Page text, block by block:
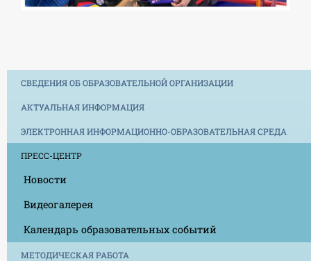
СВЕДЕНИЯ ОБ ОБРАЗОВАТЕЛЬНОЙ ОРГАНИЗАЦИИ
АКТУАЛЬНАЯ ИНФОРМАЦИЯ
ЭЛЕКТРОННАЯ ИНФОРМАЦИОННО-ОБРАЗОВАТЕЛЬНАЯ СРЕДА
ПРЕСС-ЦЕНТР
Новости
Видеогалерея
Календарь образовательных событий
МЕТОДИЧЕСКАЯ РАБОТА